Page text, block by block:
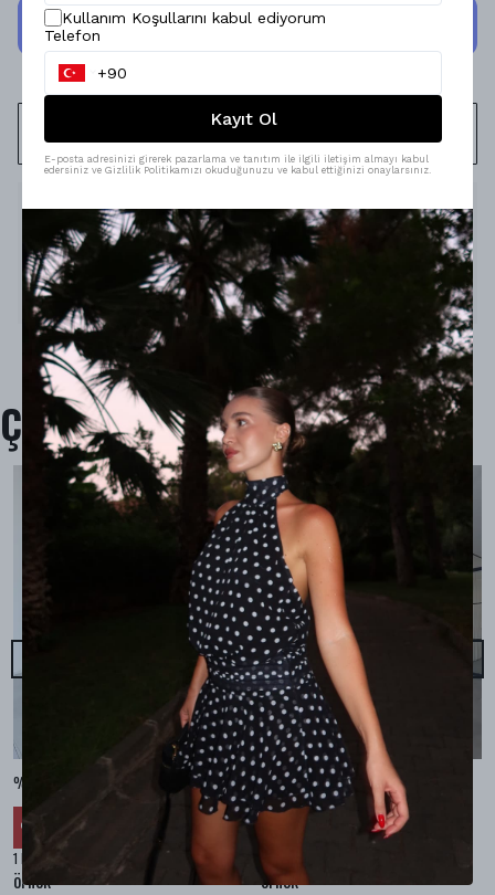
WHATSAPP
Ürün Açıklaması
Model Ölçüleri : 167cm/53kg
Modelin Beden : STANDART beden
Ürün İçeriği : -
Ürün Boyu : -
Çok Satanlar
%100 KETEN CEPLİ ŞALVAR PANTOLON - Bej
% ₺ 1,609.99
1 Renk 4 Beden
örnek
%100 KETEN SALAŞ GÖMLEK - Bej
₺ 2,099.99
₺ 1,469.99
örnek
Kullanım Koşullarını kabul ediyorum
Telefon
Kayıt Ol
E-posta adresinizi girerek pazarlama ve tanıtım ile ilgili iletişim almayı kabul
edersiniz ve Gizlilik Politikamızı okuduğunuzu ve kabul ettiğinizi onaylarsınız.